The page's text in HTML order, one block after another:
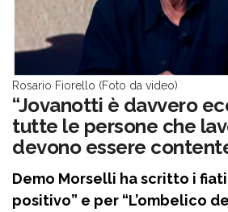
Rosario Fiorello (Foto da video)
“Jovanotti è davvero
tutte le persone che
devono essere
Demo Morselli ha scritto i fiati
positivo” e per “L’ombelico